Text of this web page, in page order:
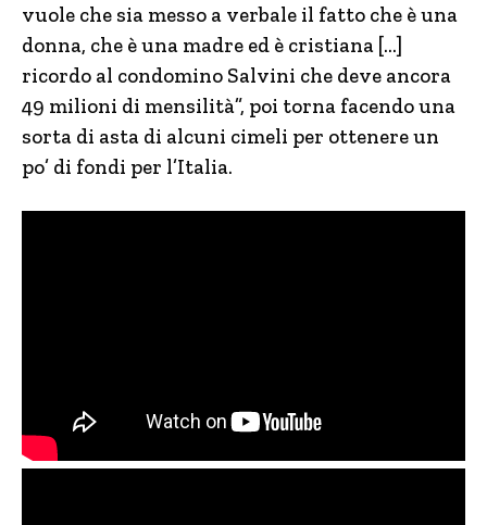
vuole che sia messo a verbale il fatto che è una
donna, che è una madre ed è cristiana […]
ricordo al condomino Salvini che deve ancora
49 milioni di mensilità”, poi torna facendo una
sorta di asta di alcuni cimeli per ottenere un
po’ di fondi per l’Italia.